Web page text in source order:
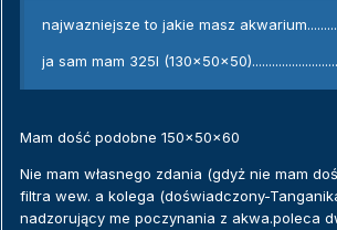
najwazniejsze to jakie masz
ja sam mam 325l
Mam dość podobne 150x50x60
Nie mam własnego zdania (gdyż nie mam
filtra wew. a kolega (doświadczony-
nadzorujący me poczynania z akwa.poleca